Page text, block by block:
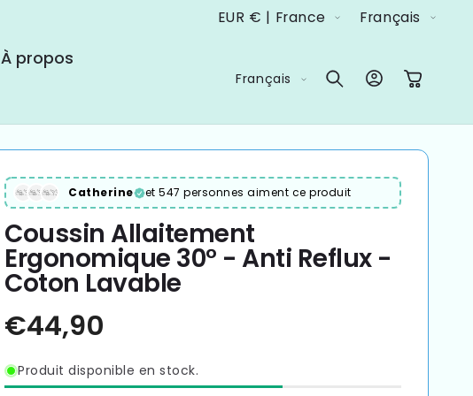
P
/
é
g
i
EUR € | France
u
Français
À propos
n
u
e
Français ConnexionPanier
Catherine et 547 personnes aiment ce produit
Coussin Allaitement
Ergonomique 30° - Anti Reflux -
Coton Lavable
Produit disponible en stock.